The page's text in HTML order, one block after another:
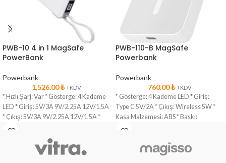
PWB-10 4 in 1 MagSafe
PowerBank
Powerbank
1,526.00₺ +KDV
* Hızlı Şarj: Var * Gösterge: 4 Kademe
LED * Giriş: 5V/3A 9V/2.25A 12V/1.5A
* Çıkış: 5V/3A 9V/2.25A 12V/1.5A *
PWB-110-B MagSafe
Powerbank
Powerbank
760.00₺ +KDV
* Gösterge: 4 Kademe LED * Giriş:
Type C 5V/2A * Çıkış: Wireless 5W *
Kasa Malzemesi: ABS * Baskı: